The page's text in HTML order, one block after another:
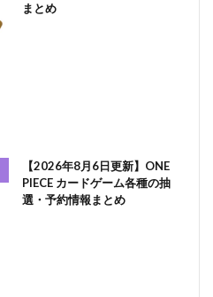
まとめ
【2026年8月6日更新】ONE
PIECE カードゲーム各種の抽
選・予約情報まとめ